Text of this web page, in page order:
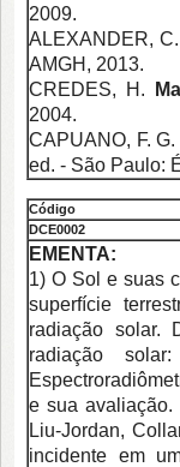
2009.
ALEXANDER,
AMGH, 2013.
CREDES, H.
2004.
CAPUANO, F. G.
ed. - São Paulo:
Código
DCE0002
EMENTA:
1) O Sol e suas
superfície
radiação solar.
radiação
e sua avaliação.
Liu-Jordan,
incidente em